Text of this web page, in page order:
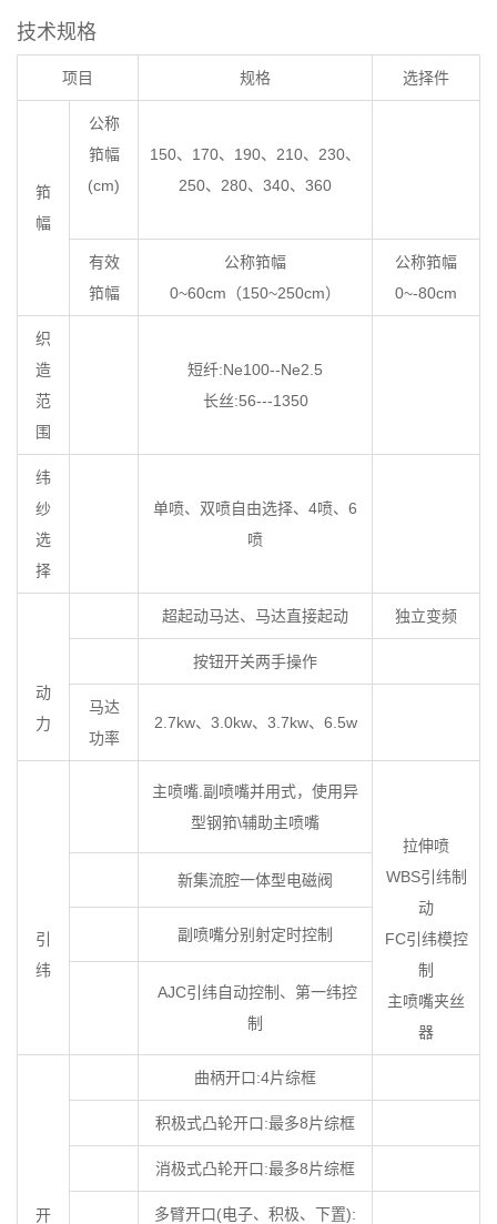
技术规格
项目 规格 选择件
筘
幅
公称
筘幅
(cm)
150、170、190、210、230、
250、280、340、360
有效
筘幅
公称筘幅
0~60cm（150~250cm）
公称筘幅
0~-80cm
织
造
范
围
短纤:Ne100--Ne2.5
长丝:56---1350
纬
纱
选
择
单喷、双喷自由选择、4喷、6
喷
动
力
超起动马达、马达直接起动 独立变频
按钮开关两手操作
马达
功率
2.7kw、3.0kw、3.7kw、6.5w
引
纬
主喷嘴.副喷嘴并用式，使用异
型钢筘\辅助主喷嘴
拉伸喷
WBS引纬制
动
FC引纬模控
制
主喷嘴夹丝
器
新集流腔一体型电磁阀
副喷嘴分别射定时控制
AJC引纬自动控制、第一纬控
制
开
曲柄开口:4片综框
积极式凸轮开口:最多8片综框
消极式凸轮开口:最多8片综框
多臂开口(电子、积极、下置):